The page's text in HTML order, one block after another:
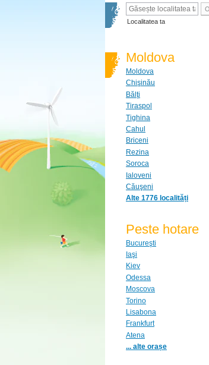
Localitatea ta
Moldova
Moldova
Chişinău
Bălţi
Tiraspol
Tighina
Cahul
Briceni
Rezina
Soroca
Ialoveni
Căuşeni
Alte 1776 localități
Peste hotare
Bucureşti
Iaşi
Kiev
Odessa
Moscova
Torino
Lisabona
Frankfurt
Atena
... alte orașe